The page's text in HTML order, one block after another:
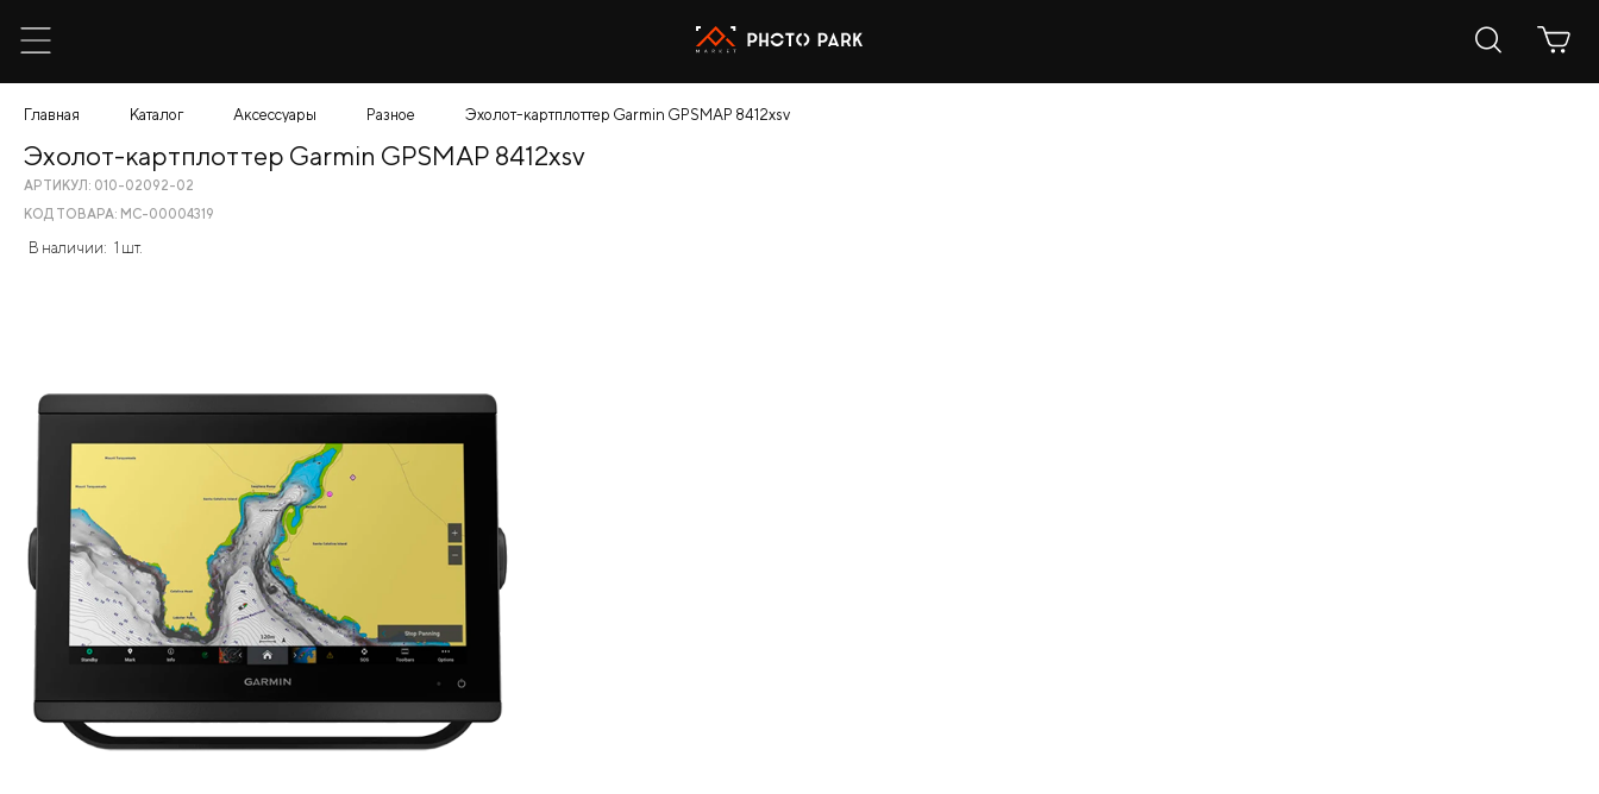
Главная Каталог Аксессуары Разное Эхолот-картплоттер Garmin GPSMAP 8412xsv
Эхолот-картплоттер Garmin GPSMAP 8412xsv
АРТИКУЛ: 010-02092-02
КОД ТОВАРА: МС-00004319
В наличии: 1 шт.